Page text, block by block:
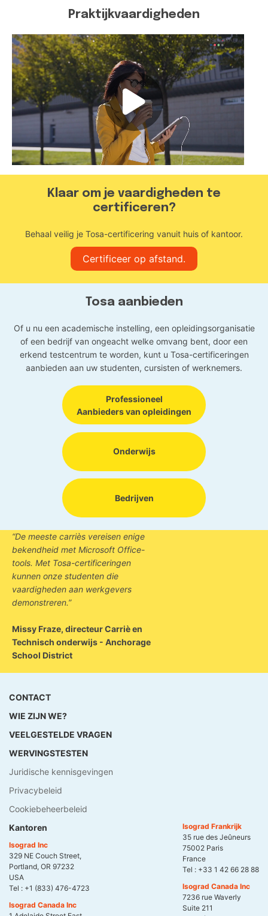
Praktijkvaardigheden
Klaar om je vaardigheden te
certificeren?
Behaal veilig je Tosa-certificering vanuit huis of kantoor.
Certificeer op afstand.
Tosa aanbieden
Of u nu een academische instelling, een opleidingsorganisatie
of een bedrijf van ongeacht welke omvang bent, door een
erkend testcentrum te worden, kunt u Tosa-certificeringen
aanbieden aan uw studenten, cursisten of werknemers.
Professioneel
Aanbieders van opleidingen
Onderwijs
Bedrijven
“De meeste carriès vereisen enige
bekendheid met Microsoft Office-
tools. Met Tosa-certificeringen
kunnen onze studenten die
vaardigheden aan werkgevers
demonstreren.”
Missy Fraze, directeur Carriè en
Technisch onderwijs - Anchorage
School District
CONTACT
WIE ZIJN WE?
VEELGESTELDE VRAGEN
WERVINGSTESTEN
Juridische kennisgevingen
Privacybeleid
Cookiebeheerbeleid
Kantoren
Isograd Inc
329 NE Couch Street,
Portland, OR 97232
USA
Tel : +1 (833) 476-4723
Isograd Canada Inc
Isograd Frankrijk
35 rue des Jeûneurs
75002 Paris
France
Tel : +33 1 42 66 28 88
Isograd Canada Inc
7236 rue Waverly
Suite 211